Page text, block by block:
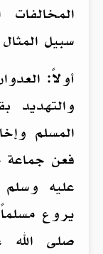
سبيل
أولاً:
والتهديد
المسلم
فعن جماعة
عليه
يروع
صلى